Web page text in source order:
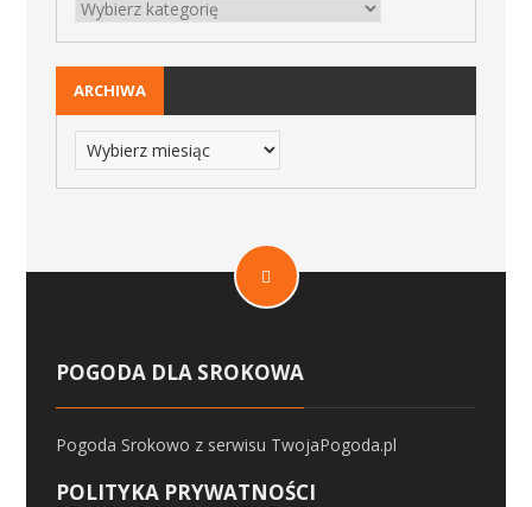
ARCHIWA
POGODA DLA SROKOWA
Pogoda Srokowo z serwisu TwojaPogoda.pl
POLITYKA PRYWATNOŚCI